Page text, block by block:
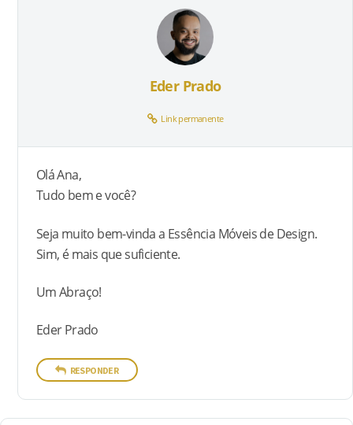
Eder Prado
Link permanente
Olá Ana,
Tudo bem e você?
Seja muito bem-vinda a Essência Móveis de Design.
Sim, é mais que suficiente.
Um Abraço!
Eder Prado
RESPONDER